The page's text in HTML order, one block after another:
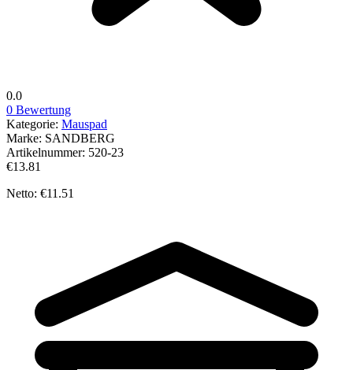
0.0
0 Bewertung
Kategorie: Mauspad
Marke: SANDBERG
Artikelnummer: 520-23
€13.81
Netto: €11.51